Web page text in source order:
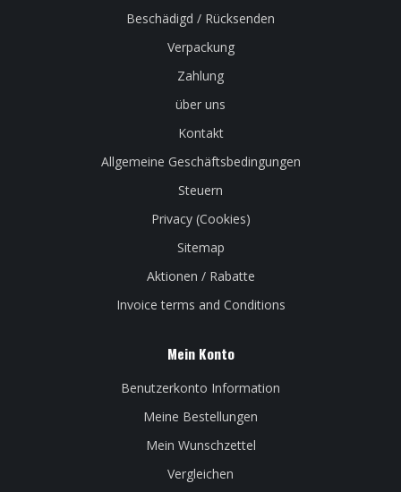
Beschädigd / Rücksenden
Verpackung
Zahlung
über uns
Kontakt
Allgemeine Geschäftsbedingungen
Steuern
Privacy (Cookies)
Sitemap
Aktionen / Rabatte
Invoice terms and Conditions
Mein Konto
Benutzerkonto Information
Meine Bestellungen
Mein Wunschzettel
Vergleichen